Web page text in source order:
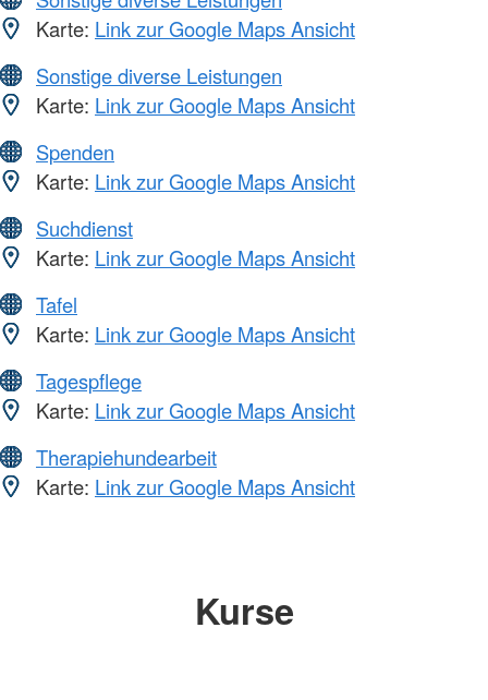
Karte: Link zur Google Maps Ansicht
Sonstige diverse Leistungen
Karte: Link zur Google Maps Ansicht
Spenden
Karte: Link zur Google Maps Ansicht
Suchdienst
Karte: Link zur Google Maps Ansicht
Tafel
Karte: Link zur Google Maps Ansicht
Tagespflege
Karte: Link zur Google Maps Ansicht
Therapiehundearbeit
Karte: Link zur Google Maps Ansicht
Kurse